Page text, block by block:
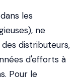
les
ne
distributeurs,
d'efforts à
Pour le